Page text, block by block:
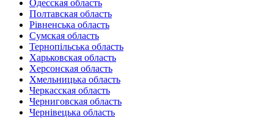
Одесская область
Полтавская область
Рівненська область
Сумская область
Тернопільська область
Харьковская область
Херсонская область
Хмельницька область
Черкасская область
Черниговская область
Чернівецька область